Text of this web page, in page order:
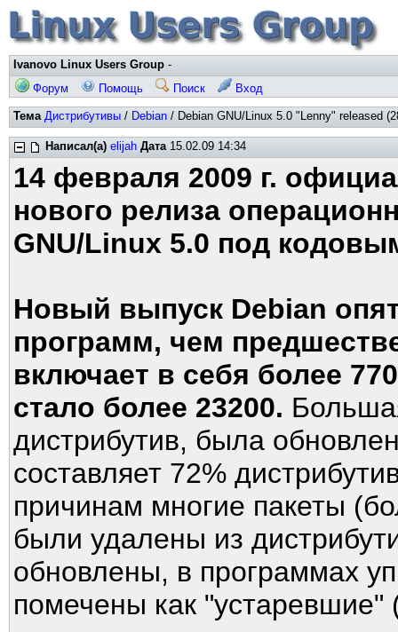
Ivanovo Linux Users Group -
Форум
Помощь Поиск Вход
Тема Дистрибутивы / Debian / Debian GNU/Linux 5.0 "Lenny" released
Написал(а) elijah Дата15.02.09 14:34
14 февраля 2009 г.
нового релиза
GNU/Linux 5.0 под
Новый выпуск Debian
программ, чем
включает в себя более
стало более 23200.
дистрибутив, была
составляет 72%
причинам многие пакеты
были удалены из
обновлены, в программах
помечены как "устаревшие"